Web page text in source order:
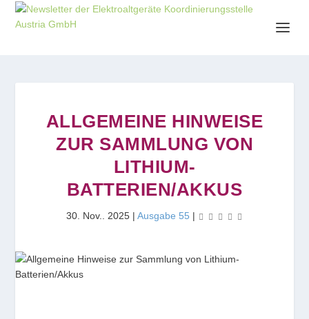
ALLGEMEINE HINWEISE
ZUR SAMMLUNG VON
LITHIUM-
BATTERIEN/AKKUS
30. Nov.. 2025| Ausgabe 55 |